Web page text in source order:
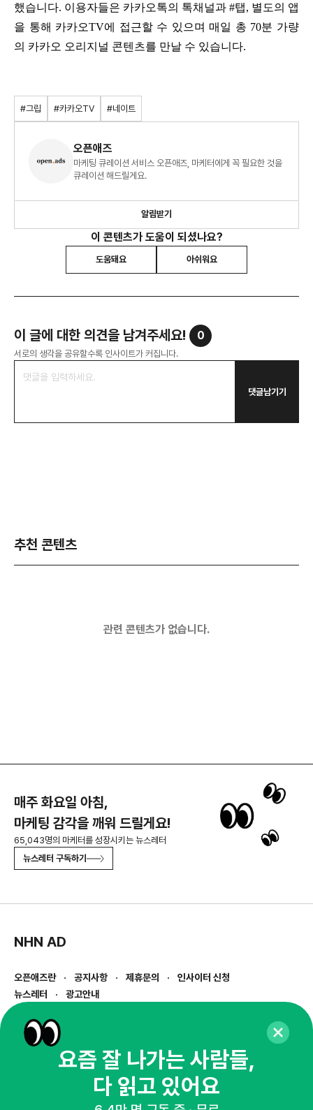
했습니다. 이용자들은 카카오톡의 톡채널과 #탭, 별도의 앱
을 통해 카카오TV에 접근할 수 있으며 매일 총 70분 가량
의 카카오 오리지널 콘텐츠를 만날 수 있습니다.
#그립 #카카오TV #네이트
오픈애즈
마케팅 큐레이션 서비스 오픈애즈, 마케터에게 꼭 필요한 것을
큐레이션 해드릴게요.
알림받기
이 콘텐츠가 도움이 되셨나요?
도움돼요 아쉬워요
이 글에 대한 의견을 남겨주세요! 0
서로의 생각을 공유할수록 인사이트가 커집니다.
댓글남기기
추천 콘텐츠
관련 콘텐츠가 없습니다.
매주 화요일 아침,
마케팅 감각을 깨워 드릴게요!
65,043명의 마케터를 성장시키는 뉴스레터
뉴스레터 구독하기
NHN AD
오픈애즈란 공지사항 제휴문의
인사이터 신청
뉴스레터
광고안내
경기도 성남시 분당구 대왕판교로645번길 16
사업자등록번호 : 144-81-27690(
통신판매업신고번호 : 2014-경기성남-1023
호스팅서비스사업자 : 오픈애즈
1800-2198
요즘 잘 나가는 사람들,
다 읽고 있어요